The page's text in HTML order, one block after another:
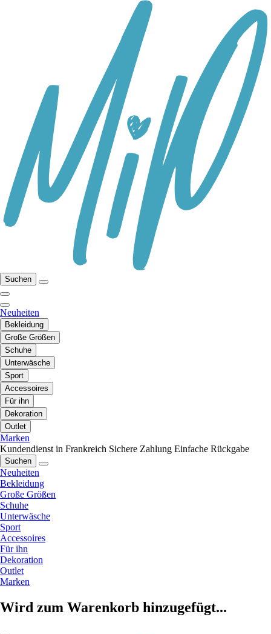
Suchen
Neuheiten
Bekleidung
Große Größen
Schuhe
Unterwäsche
Sport
Accessoires
Für ihn
Dekoration
Outlet
Marken
Kundendienst in Frankreich Sichere Zahlung Einfache Rückgabe
Suchen
Neuheiten
Bekleidung
Große Größen
Schuhe
Unterwäsche
Sport
Accessoires
Für ihn
Dekoration
Outlet
Marken
Wird zum Warenkorb hinzugefügt...